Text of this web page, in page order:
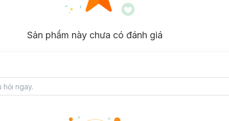
Sản phẩm này chưa có đánh giá